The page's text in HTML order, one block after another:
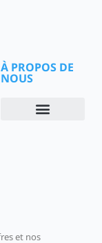
À PROPOS DE
NOUS
et nos